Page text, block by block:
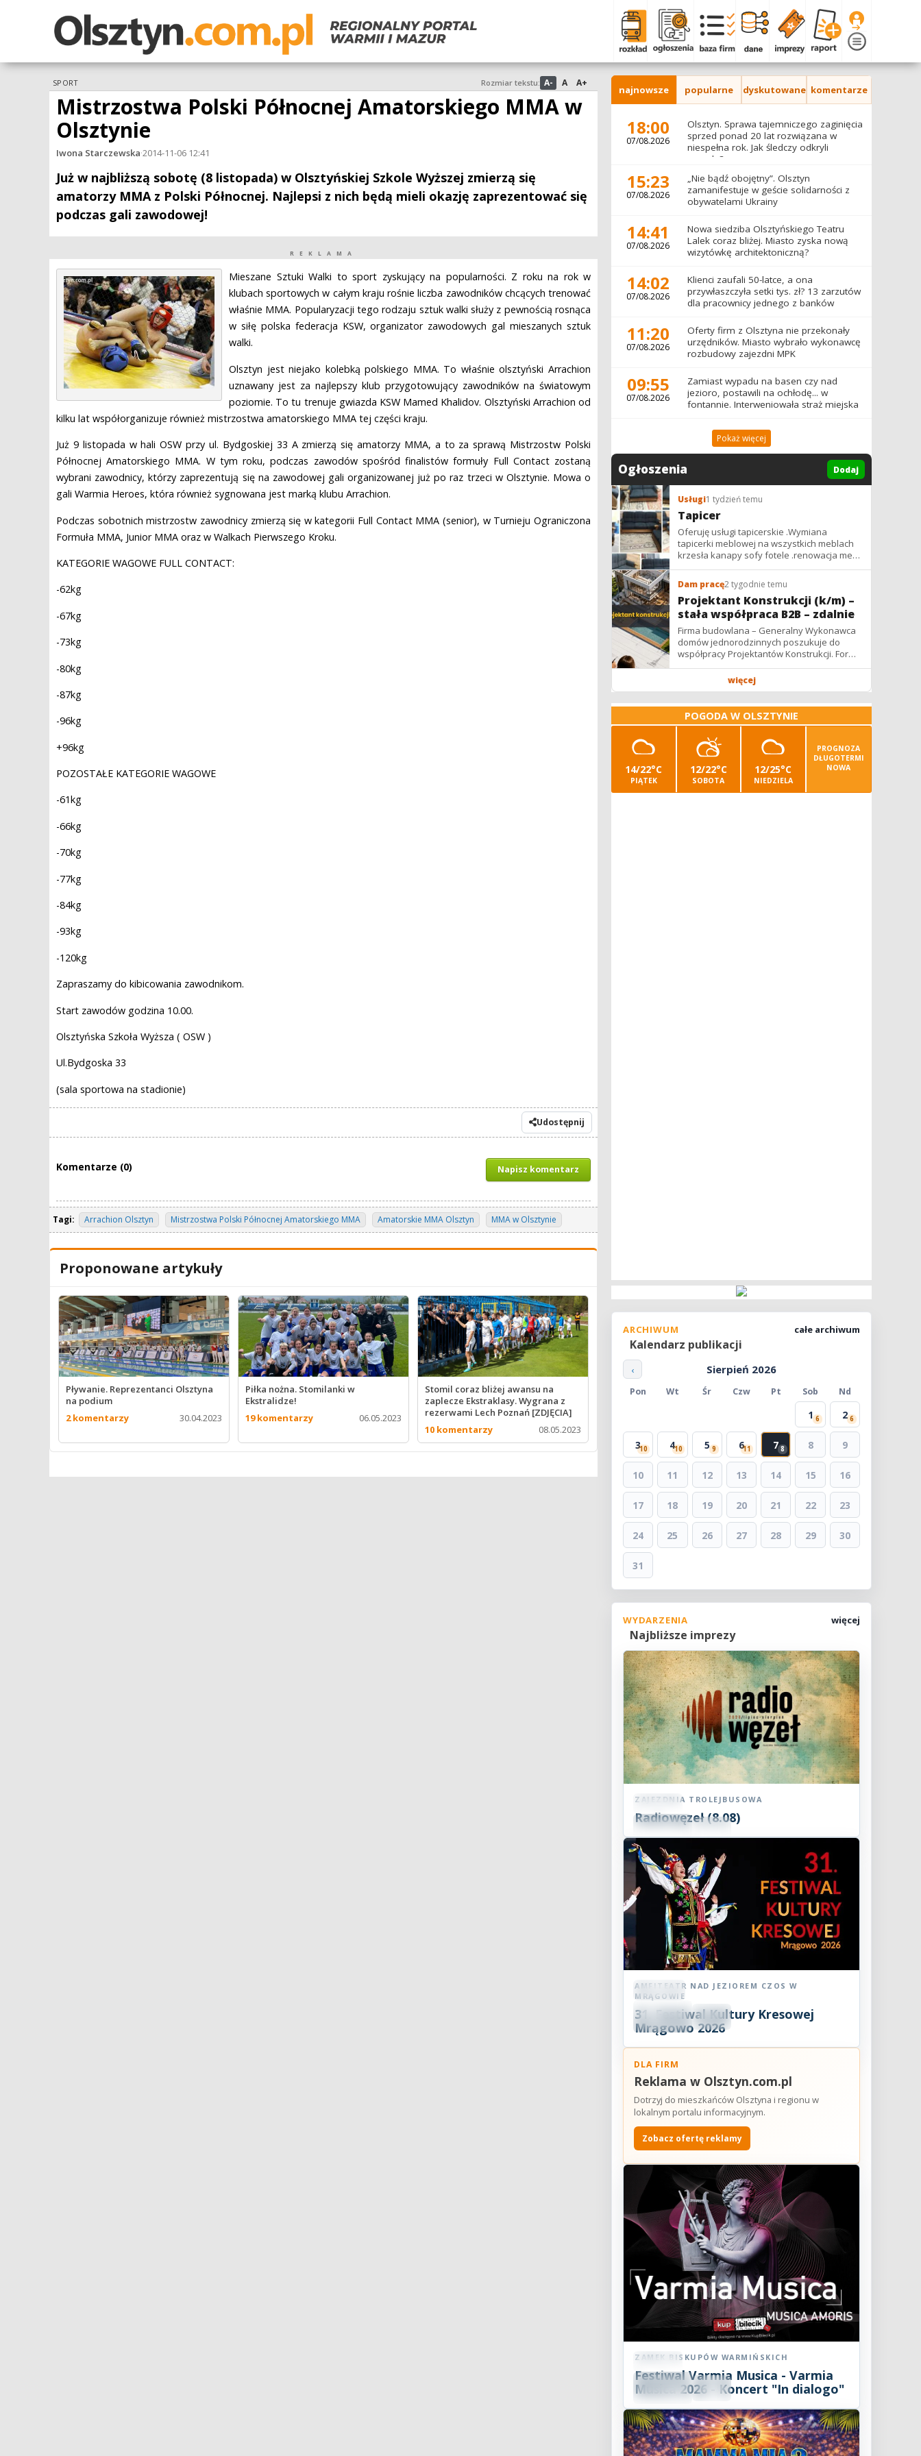
SPORT Rozmiar tekstu: A- A A+
Mistrzostwa Polski Północnej Amatorskiego MMA w
Olsztynie
Iwona Starczewska·2014-11-06 12:41
Już w najbliższą sobotę (8 listopada) w Olsztyńskiej Szkole Wyższej zmierzą się
amatorzy MMA z Polski Północnej. Najlepsi z nich będą mieli okazję zaprezentować się
podczas gali zawodowej!
REKLAMA
Mieszane Sztuki Walki to sport zyskujący na popularności. Z roku na rok w
klubach sportowych w całym kraju rośnie liczba zawodników chcących trenować
właśnie MMA. Popularyzacji tego rodzaju sztuk walki służy z pewnością rosnąca
w siłę polska federacja KSW, organizator zawodowych gal mieszanych sztuk
walki.
Olsztyn jest niejako kolebką polskiego MMA. To właśnie olsztyński Arrachion
uznawany jest za najlepszy klub przygotowujący zawodników na światowym
poziomie. To tu trenuje gwiazda KSW Mamed Khalidov. Olsztyński Arrachion od
kilku lat współorganizuje również mistrzostwa amatorskiego MMA tej części kraju.
Już 9 listopada w hali OSW przy ul. Bydgoskiej 33 A zmierzą się amatorzy MMA, a to za sprawą Mistrzostw Polski
Północnej Amatorskiego MMA. W tym roku, podczas zawodów spośród finalistów formuły Full Contact zostaną
wybrani zawodnicy, którzy zaprezentują się na zawodowej gali organizowanej już po raz trzeci w Olsztynie. Mowa o
gali Warmia Heroes, która również sygnowana jest marką klubu Arrachion.
Podczas sobotnich mistrzostw zawodnicy zmierzą się w kategorii Full Contact MMA (senior), w Turnieju Ograniczona
Formuła MMA, Junior MMA oraz w Walkach Pierwszego Kroku.
KATEGORIE WAGOWE FULL CONTACT:
-62kg
-67kg
-73kg
-80kg
-87kg
-96kg
+96kg
POZOSTAŁE KATEGORIE WAGOWE
-61kg
-66kg
-70kg
-77kg
-84kg
-93kg
-120kg
Zapraszamy do kibicowania zawodnikom.
Start zawodów godzina 10.00.
Olsztyńska Szkoła Wyższa ( OSW )
Ul.Bydgoska 33
(sala sportowa na stadionie)
Udostępnij
Komentarze (0) Napisz komentarz
Tagi: Arrachion Olsztyn Mistrzostwa Polski Północnej Amatorskiego MMA Amatorskie MMA Olsztyn MMA w Olsztynie
Proponowane artykuły
Pływanie. Reprezentanci Olsztyna
na podium
2 komentarzy
30.04.2023
Piłka nożna. Stomilanki w
Ekstralidze!
19 komentarzy
06.05.2023
Stomil coraz bliżej awansu na
zaplecze Ekstraklasy. Wygrana z
rezerwami Lech Poznań [ZDJĘCIA]
10 komentarzy
08.05.2023
najnowsze popularne dyskutowane komentarze
18:00
07/08.2026
Olsztyn. Sprawa tajemniczego zaginięcia
sprzed ponad 20 lat rozwiązana w
niespełna rok. Jak śledczy odkryli
prawdę?
15:23
07/08.2026
„Nie bądź obojętny”. Olsztyn
zamanifestuje w geście solidarności z
obywatelami Ukrainy
14:41
07/08.2026
Nowa siedziba Olsztyńskiego Teatru
Lalek coraz bliżej. Miasto zyska nową
wizytówkę architektoniczną?
14:02
07/08.2026
Klienci zaufali 50-latce, a ona
przywłaszczyła setki tys. zł? 13 zarzutów
dla pracownicy jednego z banków
11:20
07/08.2026
Oferty firm z Olsztyna nie przekonały
urzędników. Miasto wybrało wykonawcę
rozbudowy zajezdni MPK
09:55
07/08.2026
Zamiast wypadu na basen czy nad
jezioro, postawili na ochłodę... w
fontannie. Interweniowała straż miejska
Pokaż więcej
Ogłoszenia Dodaj
Usługi1 tydzień temu
Tapicer
Oferuję usługi tapicerskie .Wymiana
tapicerki meblowej na wszystkich meblach
krzesła kanapy sofy fotele .renowacja mebli
vintage,PRL. glamur
Dam pracę2 tygodnie temu
Projektant Konstrukcji (k/m) –
stała współpraca B2B – zdalnie
Firma budowlana – Generalny Wykonawca
domów jednorodzinnych poszukuje do
współpracy Projektantów Konstrukcji. Forma
współpracy: B2B / podwykonawstwo –
więcej
POGODA W OLSZTYNIE
14/22°C
PIĄTEK
12/22°C
SOBOTA
12/25°C
NIEDZIELA
PROGNOZA
DŁUGOTERMI
NOWA
ARCHIWUM
Kalendarz publikacji
całe archiwum
‹ Sierpień 2026
Pon Wt Śr Czw Pt Sob Nd
1 6 2 6
310 410 5 9 611 7 8 8 9
10 11 12 13 14 15 16
17 18 19 20 21 22 23
24 25 26 27 28 29 30
31
WYDARZENIA
Najbliższe imprezy
więcej
Koncert
08 SIE
2026
ZAJEZDNIA TROLEJBUSOWA
Radiowęzeł (8.08)
08 SIE 18:30
AMFITEATR NAD JEZIOREM CZOS W
MRĄGOWIE
31. Festiwal Kultury Kresowej
Mrągowo 2026
DLA FIRM
Reklama w Olsztyn.com.pl
Dotrzyj do mieszkańców Olsztyna i regionu w
lokalnym portalu informacyjnym.
Zobacz ofertę reklamy
Koncert
08 2026 19:00
ZAMEK BISKUPÓW WARMIŃSKICH
Festiwal Varmia Musica - Varmia
Musica 2026 - Koncert "In dialogo"